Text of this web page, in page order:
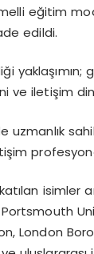
eğitim
edildi.
ve iletişim
uzmanlık
isimler
London